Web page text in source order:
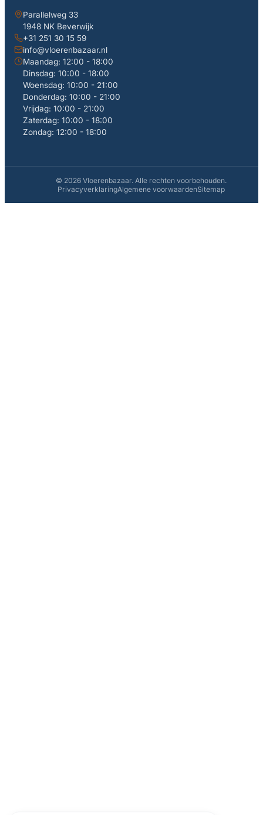
Parallelweg 33
1948 NK Beverwijk
+31 251 30 15 59
info@vloerenbazaar.nl
Maandag: 12:00 - 18:00
Dinsdag: 10:00 - 18:00
Woensdag: 10:00 - 21:00
Donderdag: 10:00 - 21:00
Vrijdag: 10:00 - 21:00
Zaterdag: 10:00 - 18:00
Zondag: 12:00 - 18:00
© 2026 Vloerenbazaar. Alle rechten voorbehouden.
PrivacyverklaringAlgemene voorwaardenSitemap